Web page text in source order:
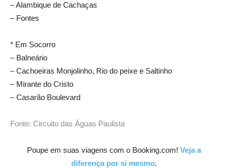
– Alambique de Cachaças
– Fontes
* Em Socorro
– Balneário
– Cachoeiras Monjolinho, Rio do peixe e Saltinho
– Mirante do Cristo
– Casarão Boulevard
Fonte: Circuito das Águas Paulista
Poupe em suas viagens com o Booking.com! Veja a
diferença por si mesmo.